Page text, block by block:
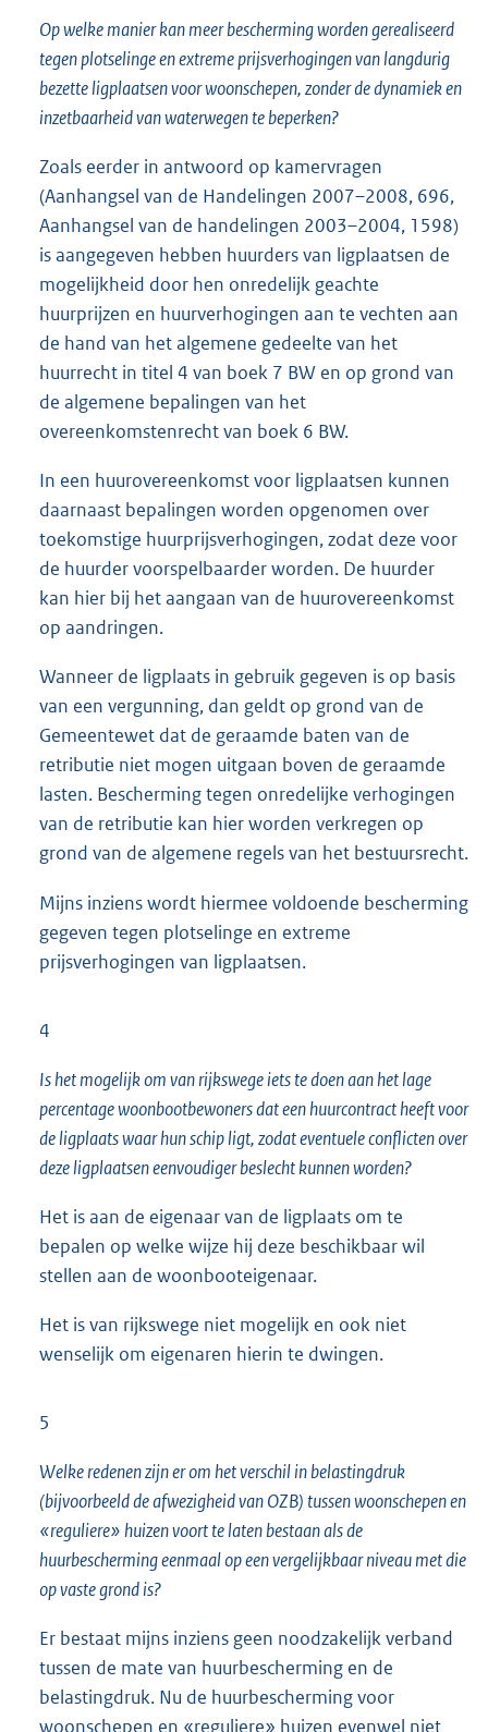
Op welke manier kan meer bescherming worden gerealiseerd
tegen plotselinge en extreme prijsverhogingen van langdurig
bezette ligplaatsen voor woonschepen, zonder de dynamiek en
inzetbaarheid van waterwegen te beperken?
Zoals eerder in antwoord op kamervragen
(Aanhangsel van de Handelingen 2007–2008, 696,
Aanhangsel van de handelingen 2003–2004, 1598)
is aangegeven hebben huurders van ligplaatsen de
mogelijkheid door hen onredelijk geachte
huurprijzen en huurverhogingen aan te vechten aan
de hand van het algemene gedeelte van het
huurrecht in titel 4 van boek 7 BW en op grond van
de algemene bepalingen van het
overeenkomstenrecht van boek 6 BW.
In een huurovereenkomst voor ligplaatsen kunnen
daarnaast bepalingen worden opgenomen over
toekomstige huurprijsverhogingen, zodat deze voor
de huurder voorspelbaarder worden. De huurder
kan hier bij het aangaan van de huurovereenkomst
op aandringen.
Wanneer de ligplaats in gebruik gegeven is op basis
van een vergunning, dan geldt op grond van de
Gemeentewet dat de geraamde baten van de
retributie niet mogen uitgaan boven de geraamde
lasten. Bescherming tegen onredelijke verhogingen
van de retributie kan hier worden verkregen op
grond van de algemene regels van het bestuursrecht.
Mijns inziens wordt hiermee voldoende bescherming
gegeven tegen plotselinge en extreme
prijsverhogingen van ligplaatsen.
4
Is het mogelijk om van rijkswege iets te doen aan het lage
percentage woonbootbewoners dat een huurcontract heeft voor
de ligplaats waar hun schip ligt, zodat eventuele conflicten over
deze ligplaatsen eenvoudiger beslecht kunnen worden?
Het is aan de eigenaar van de ligplaats om te
bepalen op welke wijze hij deze beschikbaar wil
stellen aan de woonbooteigenaar.
Het is van rijkswege niet mogelijk en ook niet
wenselijk om eigenaren hierin te dwingen.
5
Welke redenen zijn er om het verschil in belastingdruk
(bijvoorbeeld de afwezigheid van OZB) tussen woonschepen en
«reguliere» huizen voort te laten bestaan als de
huurbescherming eenmaal op een vergelijkbaar niveau met die
op vaste grond is?
Er bestaat mijns inziens geen noodzakelijk verband
tussen de mate van huurbescherming en de
belastingdruk. Nu de huurbescherming voor
woonschepen en «reguliere» huizen evenwel niet